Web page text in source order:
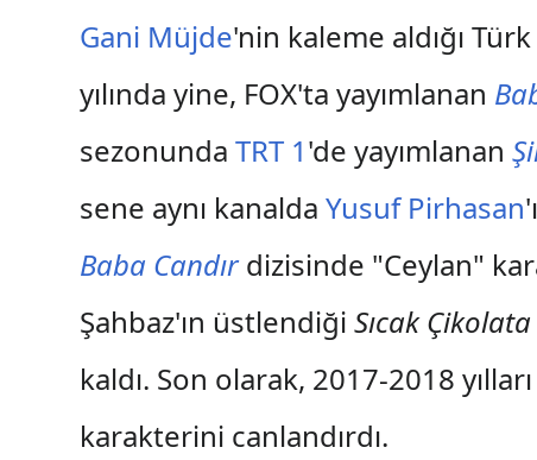
Gani Müjde'nin kaleme aldığı
yılında yine, FOX'ta yayımlanan
sezonundaTRT 1'de yayımlanan
sene aynı kanaldaYusuf Pirhasan
Baba Candırdizisinde "Ceylan"
Şahbaz'ın üstlendiğiSıcak Çikolata
kaldı. Son olarak, 2017-2018
karakterini canlandırdı.